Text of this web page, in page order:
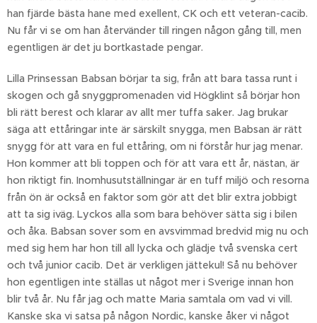
han fjärde bästa hane med exellent, CK och ett veteran-cacib.
Nu får vi se om han återvänder till ringen någon gång till, men
egentligen är det ju bortkastade pengar.
Lilla Prinsessan Babsan börjar ta sig, från att bara tassa runt i
skogen och gå snyggpromenaden vid Högklint så börjar hon
bli rätt berest och klarar av allt mer tuffa saker. Jag brukar
säga att ettåringar inte är särskilt snygga, men Babsan är rätt
snygg för att vara en ful ettåring, om ni förstår hur jag menar.
Hon kommer att bli toppen och för att vara ett år, nästan, är
hon riktigt fin. Inomhusutställningar är en tuff miljö och resorna
från ön är också en faktor som gör att det blir extra jobbigt
att ta sig iväg. Lyckos alla som bara behöver sätta sig i bilen
och åka. Babsan sover som en avsvimmad bredvid mig nu och
med sig hem har hon till all lycka och glädje två svenska cert
och två junior cacib. Det är verkligen jättekul! Så nu behöver
hon egentligen inte ställas ut något mer i Sverige innan hon
blir två år. Nu får jag och matte Maria samtala om vad vi vill.
Kanske ska vi satsa på någon Nordic, kanske åker vi något